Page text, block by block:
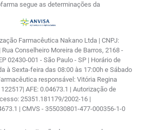
segue as determinações da
Farmacêutica Nakano Ltda | CNPJ:
Conselheiro Moreira de Barros, 2168 -
02430-001 - São Paulo - SP | Horário de
à Sexta-feira das 08:00 às 17:00h e Sábado
responsável: Vitória Regina
AFE: 0.04673.1 | Autorização de
25351.181179/2002-16 |
| CMVS - 355030801-477-000356-1-0